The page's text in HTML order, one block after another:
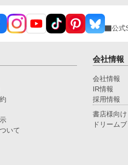
公式
いて
会社情報
会社情報
IR情報
採用情報
書店様向け
ドリーム